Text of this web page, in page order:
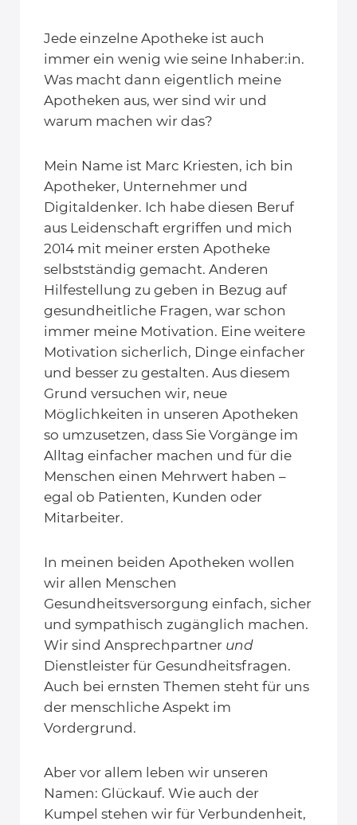
Jede einzelne Apotheke ist auch
immer ein wenig wie seine Inhaber:in.
Was macht dann eigentlich meine
Apotheken aus, wer sind wir und
warum machen wir das?
Mein Name ist Marc Kriesten, ich bin
Apotheker, Unternehmer und
Digitaldenker. Ich habe diesen Beruf
aus Leidenschaft ergriffen und mich
2014 mit meiner ersten Apotheke
selbstständig gemacht. Anderen
Hilfestellung zu geben in Bezug auf
gesundheitliche Fragen, war schon
immer meine Motivation. Eine weitere
Motivation sicherlich, Dinge einfacher
und besser zu gestalten. Aus diesem
Grund versuchen wir, neue
Möglichkeiten in unseren Apotheken
so umzusetzen, dass Sie Vorgänge im
Alltag einfacher machen und für die
Menschen einen Mehrwert haben –
egal ob Patienten, Kunden oder
Mitarbeiter.
In meinen beiden Apotheken wollen
wir allen Menschen
Gesundheitsversorgung einfach, sicher
und sympathisch zugänglich machen.
Wir sind Ansprechpartner und
Dienstleister für Gesundheitsfragen.
Auch bei ernsten Themen steht für uns
der menschliche Aspekt im
Vordergrund.
Aber vor allem leben wir unseren
Namen: Glückauf. Wie auch der
Kumpel stehen wir für Verbundenheit,